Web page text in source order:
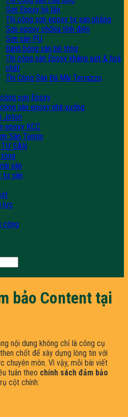
Sơn Epoxy hệ lăn
Thi công sơn epoxy tự san phẳng
Sơn epoxy chống tĩnh điện
Sơn sàn PU
Đánh bóng sàn bê tông
Thi công sàn Epoxy kháng axit & hoá
chất
Thi Công Sàn Đá Mài Terrazzo
sơn Epoxy
sàn epoxy nhà xưởng
Joton
epoxy KCC
Sân Tennis
SÀN
sàn
tư sàn
lực
công
bảo Content tại
nội dung không chỉ là công cụ
chốt để xây dựng lòng tin với
chuyên môn. Vì vậy, mỗi bài viết
tuân theo chính sách đảm bảo
cột chính: